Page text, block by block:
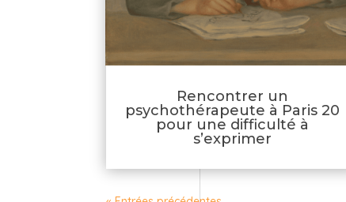
Rencontrer un
psychothérapeute à Paris 20
pour une difficulté à
s’exprimer